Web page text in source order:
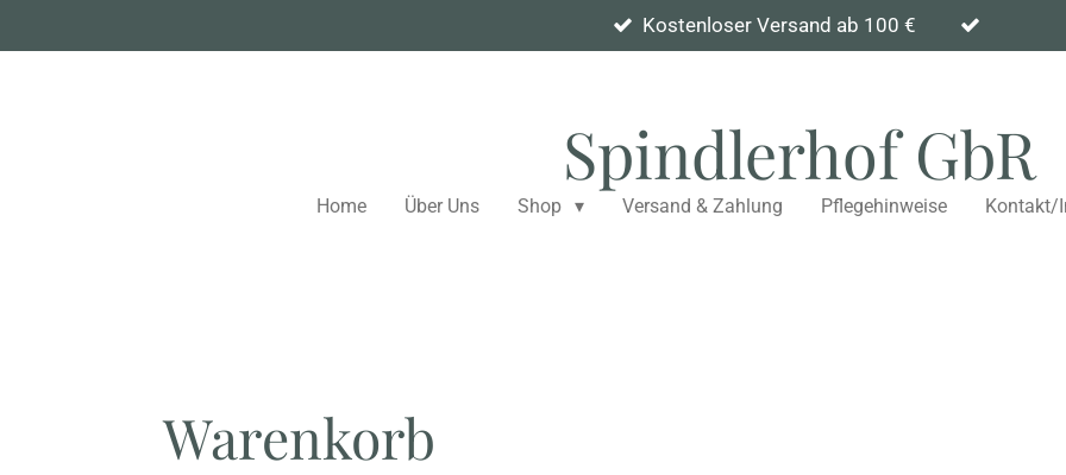
Hauptinhalt
Kostenloser Versand ab 100 €
Spindlerhof GbR
Home Über Uns Shop Versand & Zahlung Pflegehinweise Kontakt/
Warenkorb